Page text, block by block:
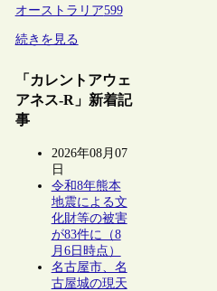
オーストラリア599
続きを見る
「カレントアウェ
アネス-R」新着記
事
2026年08月07
日
令和8年熊本
地震による文
化財等の被害
が83件に（8
月6日時点）
名古屋市、名
古屋城の現天